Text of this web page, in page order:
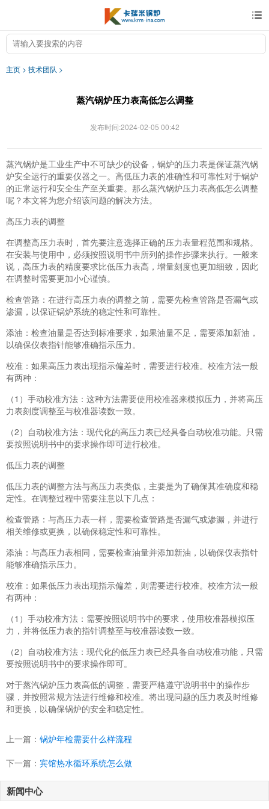
主页 > 技术团队 >
蒸汽锅炉压力表高低怎么调整
发布时间:2024-02-05 00:42
蒸汽锅炉是工业生产中不可缺少的设备，锅炉的压力表是保证蒸汽锅
炉安全运行的重要仪器之一。高低压力表的准确性和可靠性对于锅炉
的正常运行和安全生产至关重要。那么蒸汽锅炉压力表高低怎么调整
呢？本文将为您介绍该问题的解决方法。
高压力表的调整
在调整高压力表时，首先要注意选择正确的压力表量程范围和规格。
在安装与使用中，必须按照说明书中所列的操作步骤来执行。一般来
说，高压力表的精度要求比低压力表高，增量刻度也更加细致，因此
在调整时需要更加小心谨慎。
检查管路：在进行高压力表的调整之前，需要先检查管路是否漏气或
渗漏，以保证锅炉系统的稳定性和可靠性。
添油：检查油量是否达到标准要求，如果油量不足，需要添加新油，
以确保仪表指针能够准确指示压力。
校准：如果高压力表出现指示偏差时，需要进行校准。校准方法一般
有两种：
（1）手动校准方法：这种方法需要使用校准器来模拟压力，并将高压
力表刻度调整至与校准器读数一致。
（2）自动校准方法：现代化的高压力表已经具备自动校准功能。只需
要按照说明书中的要求操作即可进行校准。
低压力表的调整
低压力表的调整方法与高压力表类似，主要是为了确保其准确度和稳
定性。在调整过程中需要注意以下几点：
检查管路：与高压力表一样，需要检查管路是否漏气或渗漏，并进行
相关维修或更换，以确保稳定性和可靠性。
添油：与高压力表相同，需要检查油量并添加新油，以确保仪表指针
能够准确指示压力。
校准：如果低压力表出现指示偏差，则需要进行校准。校准方法一般
有两种：
（1）手动校准方法：需要按照说明书中的要求，使用校准器模拟压
力，并将低压力表的指针调整至与校准器读数一致。
（2）自动校准方法：现代化的低压力表已经具备自动校准功能，只需
要按照说明书中的要求操作即可。
对于蒸汽锅炉压力表高低的调整，需要严格遵守说明书中的操作步
骤，并按照常规方法进行维修和校准。将出现问题的压力表及时维修
和更换，以确保锅炉的安全和稳定性。
上一篇： 锅炉年检需要什么样流程
下一篇： 宾馆热水循环系统怎么做
新闻中心